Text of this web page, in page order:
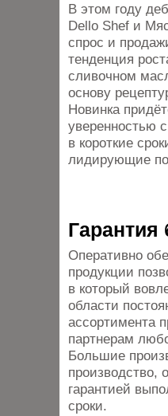
В этом году
Dello Shef и
спрос и
тенденция
сливочном
основу
Новинка
уверенностью
в короткие
лидирующие
Гарантия
Оперативно
продукции
в который
области
ассортимента
партнерам
Большие
производство,
гарантией
сроки.